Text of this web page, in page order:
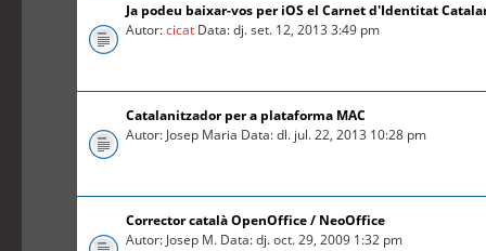
Ja podeu baixar-vos per iOS el Carnet d'Identitat
Autor:cicat Data: dj. set. 12, 2013 3:49 pm
Catalanitzador per a plataforma MAC
Autor: Josep Maria Data: dl. jul. 22, 2013 10:28 pm
Corrector català OpenOffice / NeoOffice
Autor: Josep M. Data: dj. oct. 29, 2009 1:32 pm